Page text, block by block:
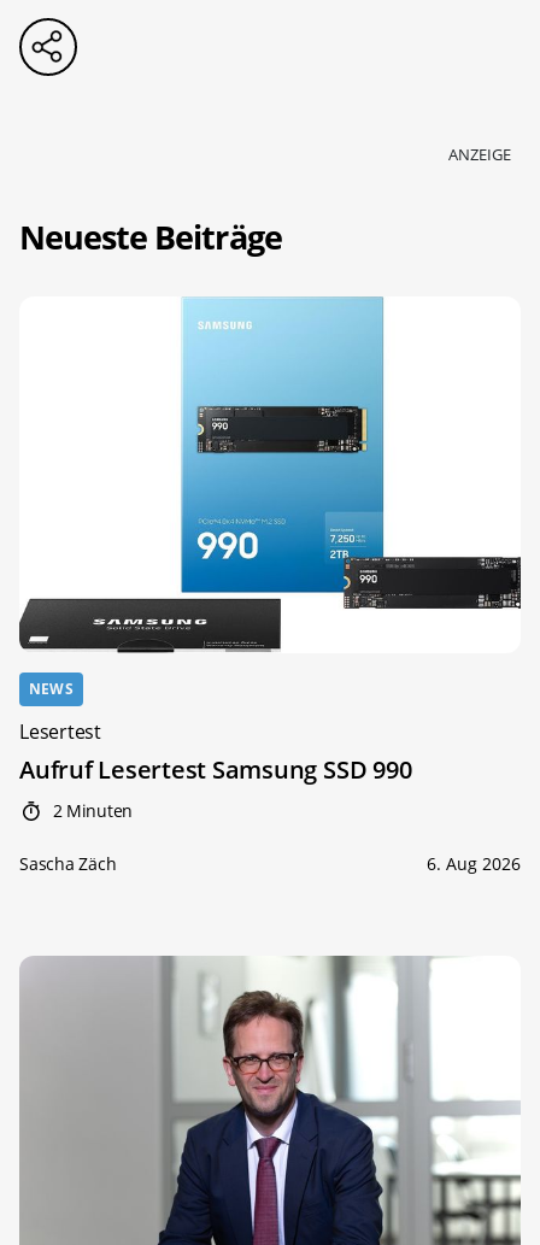
ANZEIGE
Neueste Beiträge
NEWS
Lesertest
Aufruf Lesertest Samsung SSD 990
2 Minuten
Sascha Zäch 6. Aug 2026